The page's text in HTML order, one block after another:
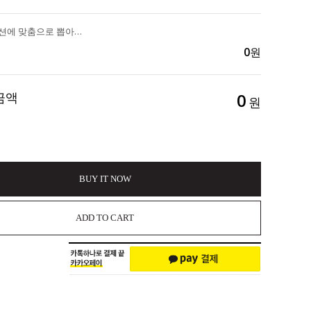
내 피부 컨디션에 맞춤으로 뽑아쓰는 데일리팩 "이클리모이 마크팩 30매입" (나이아신비타, 히알루론시카, 비피다PDRN) 골라담기
0원
액 0 원
BUY IT NOW
ADD TO CART